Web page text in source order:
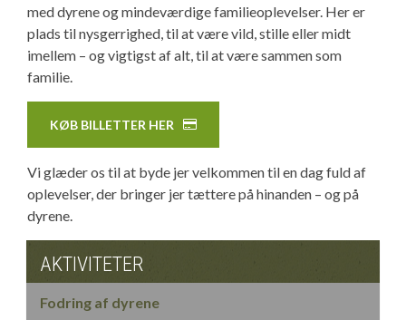
med dyrene og mindeværdige familieoplevelser. Her er
plads til nysgerrighed, til at være vild, stille eller midt
imellem – og vigtigst af alt, til at være sammen som
familie.
KØB BILLETTER HER
Vi glæder os til at byde jer velkommen til en dag fuld af
oplevelser, der bringer jer tættere på hinanden – og på
dyrene.
AKTIVITETER
Fodring af dyrene